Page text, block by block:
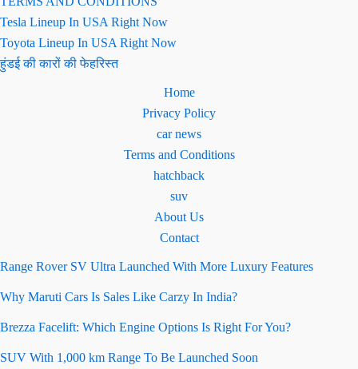
Tesla Lineup In USA Right Now
Toyota Lineup In USA Right Now
हुंडई की कारों की फेहरिस्त
Home
Privacy Policy
car news
Terms and Conditions
hatchback
suv
About Us
Contact
Range Rover SV Ultra Launched With More Luxury Features
Why Maruti Cars Is Sales Like Carzy In India?
Brezza Facelift: Which Engine Options Is Right For You?
SUV With 1,000 km Range To Be Launched Soon